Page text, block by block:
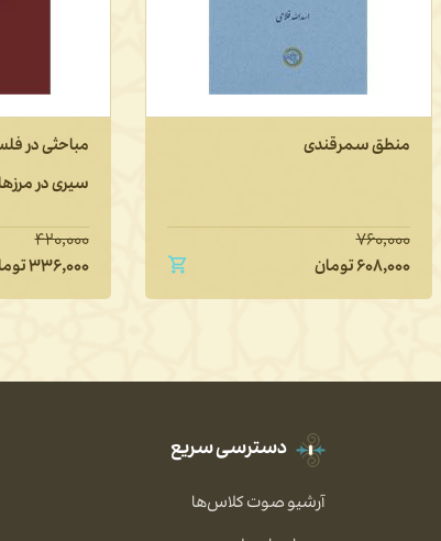
منطق سمرقندی
۷۶۰,۰۰۰
۶۰۸,۰۰۰تومان
مباحثی در
سیری در
۴۲۰,۰۰۰
۳۳۶,۰۰۰
دسترسی سریع
آرشیو صوت کلاس‌ها